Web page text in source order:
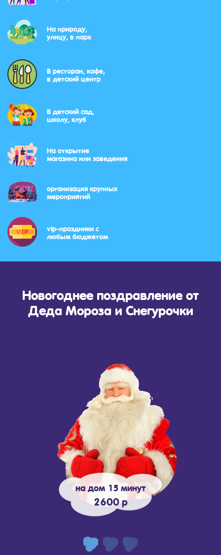
На природу,
улицу, в парк
В ресторан, кафе,
в детский центр
В детский сад,
школу, клуб
На открытие
магазина или заведения
организация крупных
мероприятий
vip-праздники с
любым бюджетом
Новогоднее поздравление от
Деда Мороза и Снегурочки
на дом 15 минут
2600 р